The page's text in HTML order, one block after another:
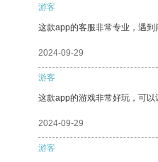
游客
这款app的客服非常专业，遇到
2024-09-29
游客
这款app的游戏非常好玩，可以
2024-09-29
游客